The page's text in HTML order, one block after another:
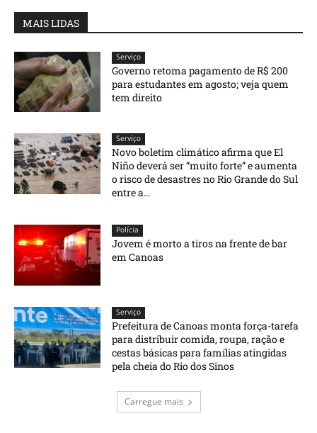
MAIS LIDAS
Serviço
Governo retoma pagamento de R$ 200
para estudantes em agosto; veja quem
tem direito
Serviço
Novo boletim climático afirma que El
Niño deverá ser “muito forte” e aumenta
o risco de desastres no Rio Grande do Sul
entre a...
Polícia
Jovem é morto a tiros na frente de bar
em Canoas
Serviço
Prefeitura de Canoas monta força-tarefa
para distribuir comida, roupa, ração e
cestas básicas para famílias atingidas
pela cheia do Rio dos Sinos
Carregue mais